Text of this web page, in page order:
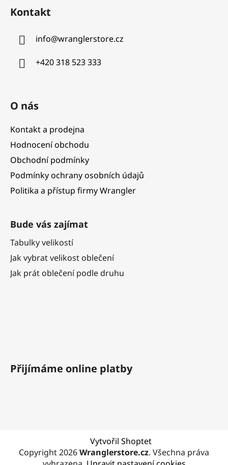
Kontakt
info@wranglerstore.cz
+420 318 523 333
O nás
Kontakt a prodejna
Hodnocení obchodu
Obchodní podmínky
Podmínky ochrany osobních údajů
Politika a přístup firmy Wrangler
Bude vás zajímat
Tabulky velikostí
Jak vybrat velikost oblečení
Jak prát oblečení podle druhu
Přijímáme online platby
Vytvořil Shoptet
Copyright 2026Wranglerstore.cz. Všechna práva